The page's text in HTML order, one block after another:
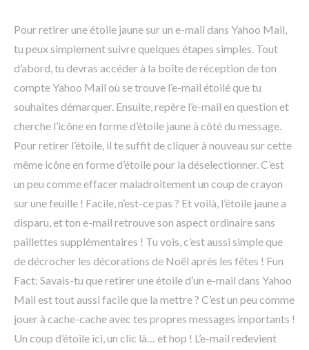
Pour retirer une étoile jaune sur un e-mail dans Yahoo Mail,
tu peux simplement suivre quelques étapes simples. Tout
d’abord, tu devras accéder à la boîte de réception de ton
compte Yahoo Mail où se trouve l’e-mail étoilé que tu
souhaites démarquer. Ensuite, repère l’e-mail en question et
cherche l’icône en forme d’étoile jaune à côté du message.
Pour retirer l’étoile, il te suffit de cliquer à nouveau sur cette
même icône en forme d’étoile pour la déselectionner. C’est
un peu comme effacer maladroitement un coup de crayon
sur une feuille ! Facile, n’est-ce pas ? Et voilà, l’étoile jaune a
disparu, et ton e-mail retrouve son aspect ordinaire sans
paillettes supplémentaires ! Tu vois, c’est aussi simple que
de décrocher les décorations de Noël après les fêtes ! Fun
Fact: Savais-tu que retirer une étoile d’un e-mail dans Yahoo
Mail est tout aussi facile que la mettre ? C’est un peu comme
jouer à cache-cache avec tes propres messages importants !
Un coup d’étoile ici, un clic là… et hop ! L’e-mail redevient